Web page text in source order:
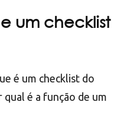
um checklist
é um checklist do
é a função de um